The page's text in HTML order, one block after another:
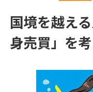
大学・短大の資料種類
総合型選抜・学校推薦型選抜
集要項＆願書
国境を越え
身売買」を